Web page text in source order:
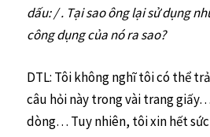
dấu: / . Tại sao ông lại sử dụng
công dụng của nó ra sao?
DTL: Tôi không nghĩ tôi có thể
câu hỏi này trong vài trang
dòng… Tuy nhiên, tôi xin hết